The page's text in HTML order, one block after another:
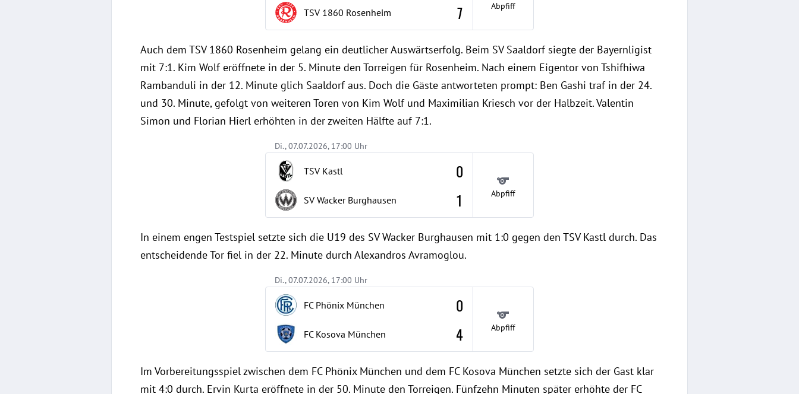
TSV 1860 Rosenheim
7
Abpfiff
Auch dem TSV 1860 Rosenheim gelang ein deutlicher Auswärtserfolg. Beim SV Saaldorf siegte der Bayernligist
mit 7:1. Kim Wolf eröffnete in der 5. Minute den Torreigen für Rosenheim. Nach einem Eigentor von Tshifhiwa
Rambanduli in der 12. Minute glich Saaldorf aus. Doch die Gäste antworteten prompt: Ben Gashi traf in der 24.
und 30. Minute, gefolgt von weiteren Toren von Kim Wolf und Maximilian Kriesch vor der Halbzeit. Valentin
Simon und Florian Hierl erhöhten in der zweiten Hälfte auf 7:1.
Di., 07.07.2026, 17:00 Uhr
TSV Kastl
SV Wacker Burghausen
0
1
Abpfiff
In einem engen Testspiel setzte sich die U19 des SV Wacker Burghausen mit 1:0 gegen den TSV Kastl durch. Das
entscheidende Tor fiel in der 22. Minute durch Alexandros Avramoglou.
Di., 07.07.2026, 17:00 Uhr
FC Phönix München
FC Kosova München
0
4
Abpfiff
Im Vorbereitungsspiel zwischen dem FC Phönix München und dem FC Kosova München setzte sich der Gast klar
mit 4:0 durch. Ervin Kurta eröffnete in der 50. Minute den Torreigen. Fünfzehn Minuten später erhöhte der FC